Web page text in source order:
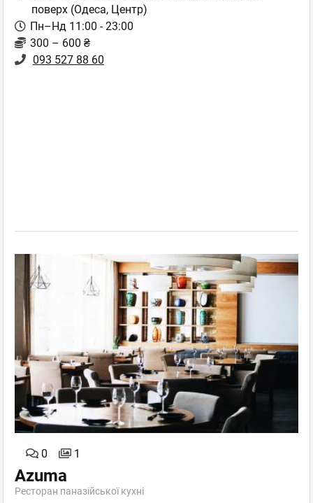
поверх (Одеса, Центр)
Пн–Нд 11:00 - 23:00
300 – 600 ₴
093 527 88 60
0 1
Azuma
Ресторан паназійської кухні